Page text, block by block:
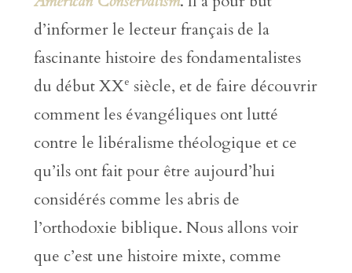
d’informer le lecteur français de la
fascinante histoire des fondamentalistes
du début XXe siècle, et de faire découvrir
comment les évangéliques ont lutté
contre le libéralisme théologique et ce
qu’ils ont fait pour être aujourd’hui
considérés comme les abris de
l’orthodoxie biblique. Nous allons voir
que c’est une histoire mixte, comme